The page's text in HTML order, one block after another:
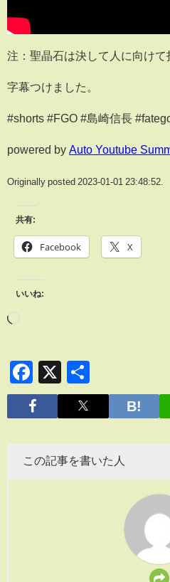
注：聖晶石は決して人に向けて
字幕つけました。
#shorts #FGO #島崎信長
powered by Auto Youtube
Originally posted 2023-01-01 23:48:52.
共有:
Facebook X
いいね:
Facebook
X
有
この記事を書いた人